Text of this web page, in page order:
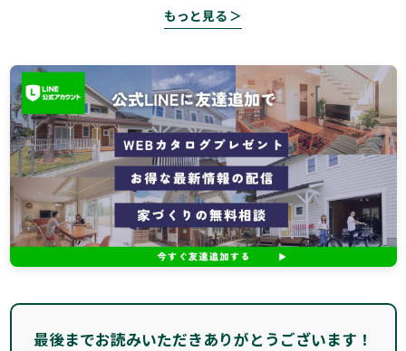
もっと見る ＞
最後までお読みいただきありがとうございます！